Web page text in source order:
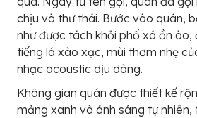
chịu và thư thái. Bước vào quán,
như được tách khỏi phố xá ồn ào,
tiếng lá xào xạc, mùi thơm nhẹ
nhạc acoustic dịu dàng.
Không gian quán được thiết kế
mảng xanh và ánh sáng tự